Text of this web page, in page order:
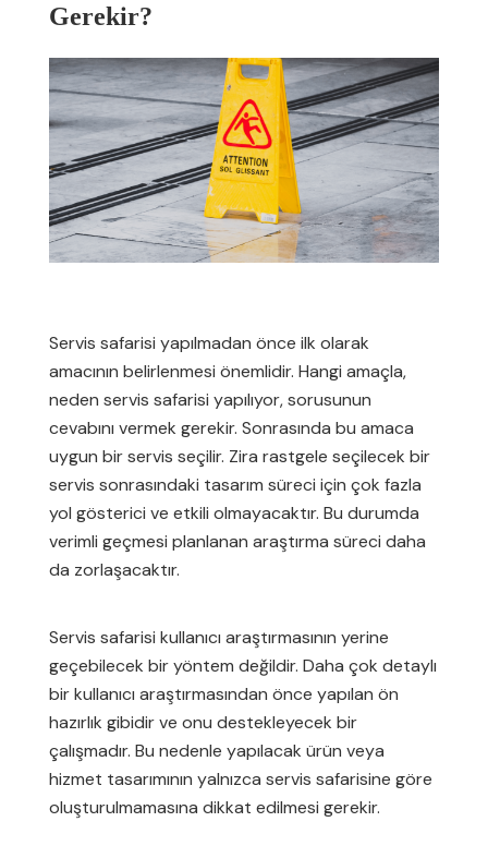
Gerekir?
Servis safarisi yapılmadan önce ilk olarak
amacının belirlenmesi önemlidir. Hangi amaçla,
neden servis safarisi yapılıyor, sorusunun
cevabını vermek gerekir. Sonrasında bu amaca
uygun bir servis seçilir. Zira rastgele seçilecek bir
servis sonrasındaki tasarım süreci için çok fazla
yol gösterici ve etkili olmayacaktır. Bu durumda
verimli geçmesi planlanan araştırma süreci daha
da zorlaşacaktır.
Servis safarisi kullanıcı araştırmasının yerine
geçebilecek bir yöntem değildir. Daha çok detaylı
bir kullanıcı araştırmasından önce yapılan ön
hazırlık gibidir ve onu destekleyecek bir
çalışmadır. Bu nedenle yapılacak ürün veya
hizmet tasarımının yalnızca servis safarisine göre
oluşturulmamasına dikkat edilmesi gerekir.